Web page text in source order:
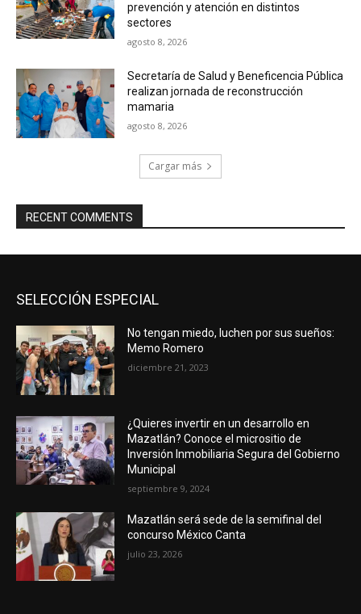
prevención y atención en distintos
sectores
agosto 8, 2026
Secretaría de Salud y Beneficencia Pública
realizan jornada de reconstrucción
mamaria
agosto 8, 2026
Cargar más
RECENT COMMENTS
SELECCIÓN ESPECIAL
No tengan miedo, luchen por sus sueños:
Memo Romero
diciembre 21, 2023
¿Quieres invertir en un desarrollo en
Mazatlán? Conoce el micrositio de
Inversión Inmobiliaria Segura del Gobierno
Municipal
septiembre 9, 2024
Mazatlán será sede de la semifinal del
concurso México Canta
julio 23, 2026